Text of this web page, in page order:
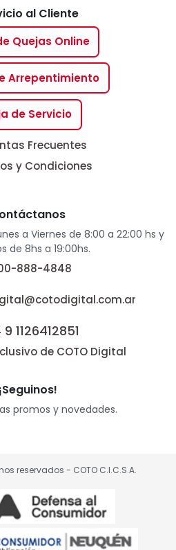
al Cliente
Quejas Online
Arrepentimiento
de Servicio
Frecuentes
y Condiciones
a Viernes de 8:00 a 22:00 hs y
de 8hs a 19:00hs.
888-4848
1126412851
de COTO Digital
¡Seguinos!
promos y novedades.
reservados - COTO C.I.C.S.A.